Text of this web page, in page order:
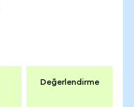
Değerlendirme